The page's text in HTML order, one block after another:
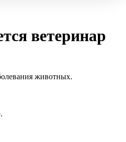
ветеринар
животных.